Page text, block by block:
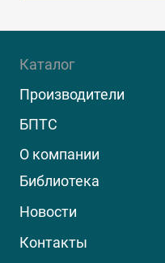
Каталог
Производители
БПТС
О компании
Библиотека
Новости
Контакты